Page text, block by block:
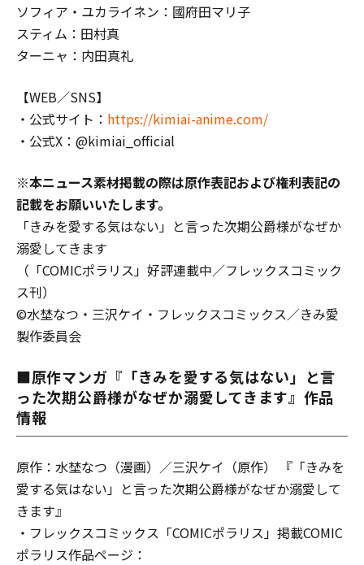
ソフィア・ユカライネン：國府田マリ子
スティム：田村真
ターニャ：内田真礼
【WEB／SNS】
・公式サイト： https://kimiai-anime.com/
・公式X：@kimiai_official
※本ニュース素材掲載の際は原作表記および権利表記の
記載をお願いいたします。
「きみを愛する気はない」と言った次期公爵様がなぜか
溺愛してきます
（「COMICポラリス」好評連載中／フレックスコミック
ス刊）
©水埜なつ・三沢ケイ・フレックスコミックス／きみ愛
製作委員会
■原作マンガ『「きみを愛する気はない」と言
った次期公爵様がなぜか溺愛してきます』作品
情報
原作：水埜なつ（漫画）／三沢ケイ（原作） 『「きみを
愛する気はない」と言った次期公爵様がなぜか溺愛して
きます』
・フレックスコミックス「COMICポラリス」掲載COMIC
ポラリス作品ページ：